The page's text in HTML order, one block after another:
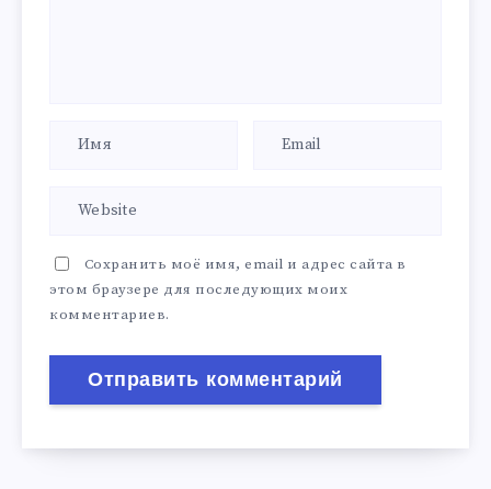
Сохранить моё имя, email и адрес сайта в
этом браузере для последующих моих
комментариев.